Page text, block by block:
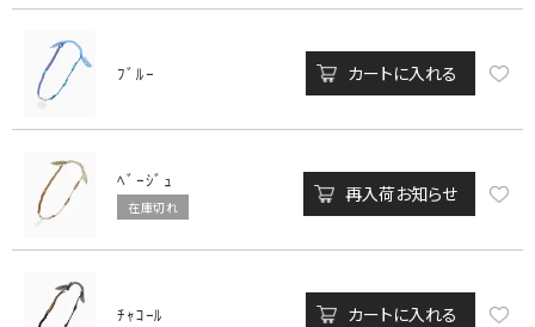
ﾌﾞﾙｰ カートに入れる
ﾍﾞｰｼﾞｭ
在庫切れ
再入荷お知らせ
ﾁｬｺｰﾙ カートに入れる